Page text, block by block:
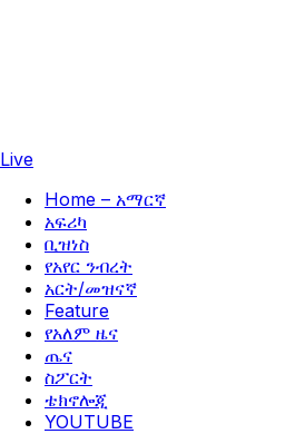
Live
Home – አማርኛ
አፍሪካ
ቢዝነስ
የአየር ንብረት
አርት/መዝናኛ
Feature
የአለም ዜና
ጤና
ስፖርት
ቴክኖሎጂ
YOUTUBE